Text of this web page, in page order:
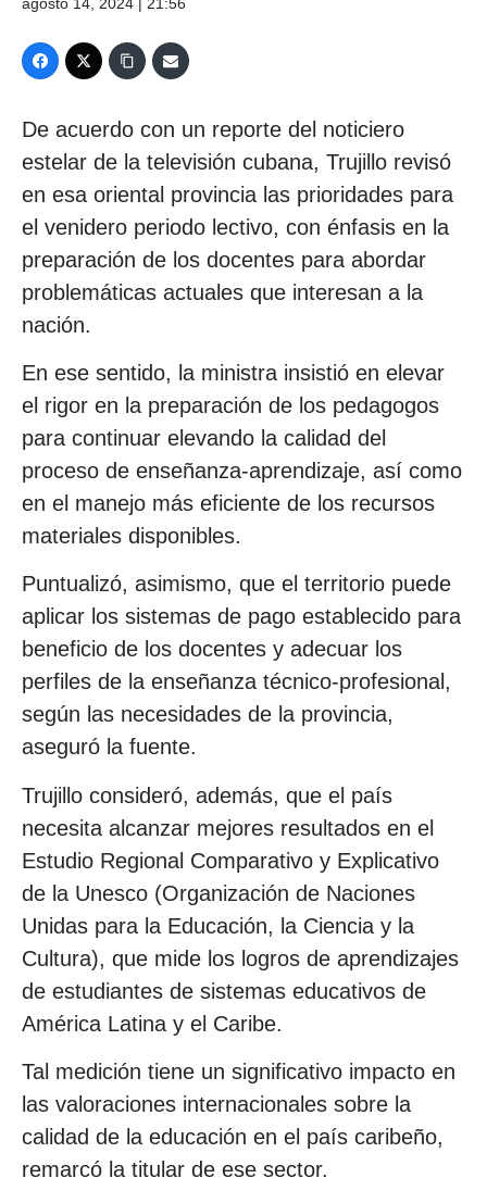
De acuerdo con un reporte del noticiero
estelar de la televisión cubana, Trujillo revisó
en esa oriental provincia las prioridades para
el venidero periodo lectivo, con énfasis en la
preparación de los docentes para abordar
problemáticas actuales que interesan a la
nación.
En ese sentido, la ministra insistió en elevar
el rigor en la preparación de los pedagogos
para continuar elevando la calidad del
proceso de enseñanza-aprendizaje, así como
en el manejo más eficiente de los recursos
materiales disponibles.
Puntualizó, asimismo, que el territorio puede
aplicar los sistemas de pago establecido para
beneficio de los docentes y adecuar los
perfiles de la enseñanza técnico-profesional,
según las necesidades de la provincia,
aseguró la fuente.
Trujillo consideró, además, que el país
necesita alcanzar mejores resultados en el
Estudio Regional Comparativo y Explicativo
de la Unesco (Organización de Naciones
Unidas para la Educación, la Ciencia y la
Cultura), que mide los logros de aprendizajes
de estudiantes de sistemas educativos de
América Latina y el Caribe.
Tal medición tiene un significativo impacto en
las valoraciones internacionales sobre la
calidad de la educación en el país caribeño,
remarcó la titular de ese sector.